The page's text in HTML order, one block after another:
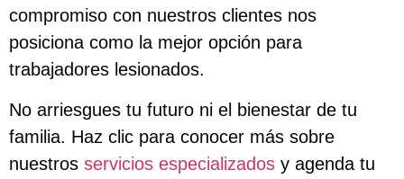
compromiso con nuestros clientes nos
posiciona como la mejor opción para
trabajadores lesionados.
No arriesgues tu futuro ni el bienestar de tu
familia. Haz clic para conocer más sobre
nuestros servicios especializados y agenda tu